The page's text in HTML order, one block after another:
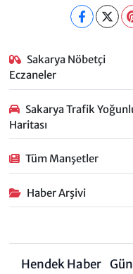
Sakarya Nöbetçi
Eczaneler
Sakarya Trafik
Haritası
Tüm Manşetler
Haber Arşivi
Hendek Haber